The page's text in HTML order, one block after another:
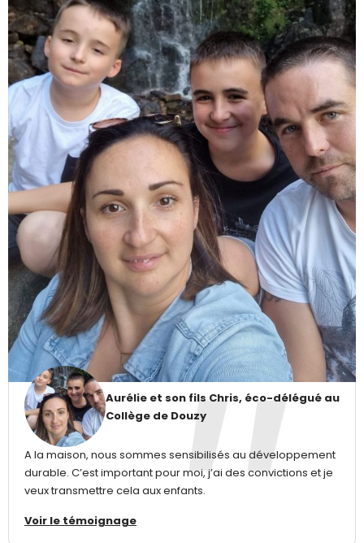
Aurélie et son fils Chris, éco-délégué au
Collège de Douzy
A la maison, nous sommes sensibilisés au développement
durable. C’est important pour moi, j’ai des convictions et je
veux transmettre cela aux enfants.
Voir le témoignage